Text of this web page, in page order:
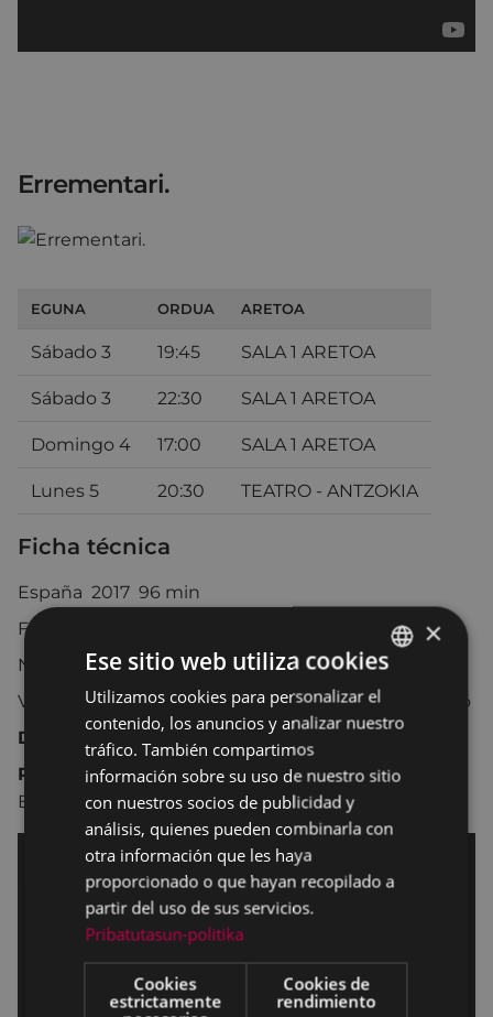
Errementari.
EGUNA ORDUA ARETOA
Sábado 3 19:45 SALA 1 ARETOA
Sábado 3 22:30 SALA 1 ARETOA
Domingo 4 17:00 SALA 1 ARETOA
Lunes 5 20:30 TEATRO - ANTZOKIA
Ficha técnica
España 2017 96 min
Fantástico
No recomendada para menores de 16 años
Versión original en euskera subtitulada al castellano
Dirección
Paul Urkijo Alijo
RepartoEneko Sagardoy, Itziar Ituño, Josean
Bengoetxea, Gorka Aguinagalde
BASQUE
SPANISH
×
Ese sitio web utiliza cookies
Utilizamos cookies para personalizar el
contenido, los anuncios y analizar nuestro
tráfico. También compartimos
información sobre su uso de nuestro sitio
con nuestros socios de publicidad y
análisis, quienes pueden combinarla con
otra información que les haya
proporcionado o que hayan recopilado a
partir del uso de sus servicios.
Pribatutasun-politika
Cookies
estrictamente
Cookies de
rendimiento